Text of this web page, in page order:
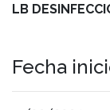
LB
Fecha